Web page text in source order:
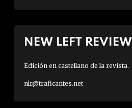
NEW LEFT REVIEW
Edición en castellano de la revista.
nlr@traficantes.net